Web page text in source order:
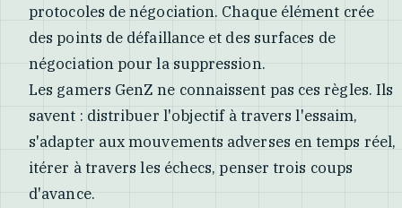
protocoles de négociation. Chaque élément crée
des points de défaillance et des surfaces de
négociation pour la suppression.
Les gamers GenZ ne connaissent pas ces règles. Ils
savent : distribuer l'objectif à travers l'essaim,
s'adapter aux mouvements adverses en temps réel,
itérer à travers les échecs, penser trois coups
d'avance.